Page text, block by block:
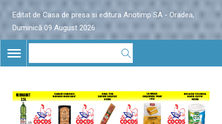
Editat de Casa de presa si editura Anotimp SA - Oradea,
Duminică 09 August 2026
TOGGLE
NAVIGATION